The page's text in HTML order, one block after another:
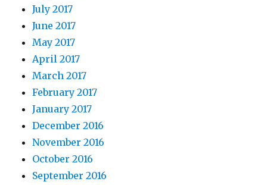
July 2017
June 2017
May 2017
April 2017
March 2017
February 2017
January 2017
December 2016
November 2016
October 2016
September 2016